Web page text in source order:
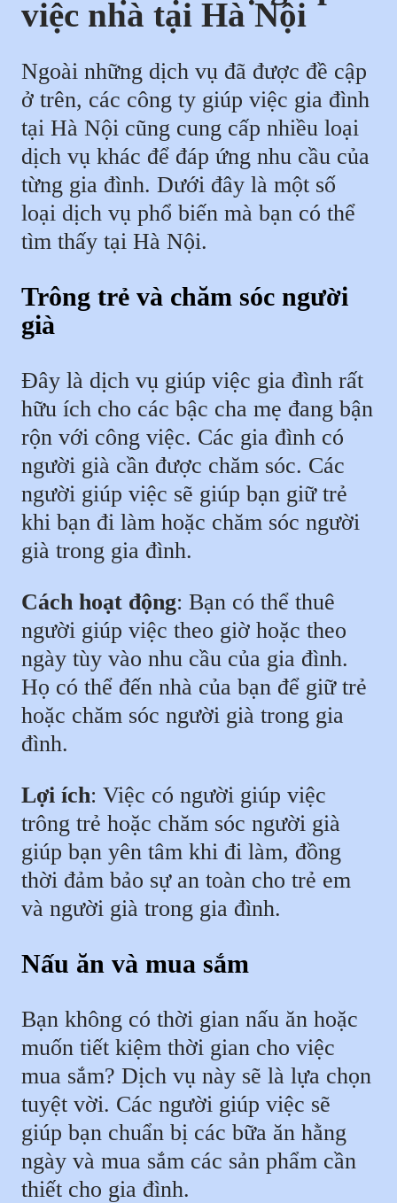
việc nhà tại Hà Nội
Ngoài những dịch vụ đã được đề cập
ở trên, các công ty giúp việc gia đình
tại Hà Nội cũng cung cấp nhiều loại
dịch vụ khác để đáp ứng nhu cầu của
từng gia đình. Dưới đây là một số
loại dịch vụ phổ biến mà bạn có thể
tìm thấy tại Hà Nội.
Trông trẻ và chăm sóc người
già
Đây là dịch vụ giúp việc gia đình rất
hữu ích cho các bậc cha mẹ đang bận
rộn với công việc. Các gia đình có
người già cần được chăm sóc. Các
người giúp việc sẽ giúp bạn giữ trẻ
khi bạn đi làm hoặc chăm sóc người
già trong gia đình.
Cách hoạt động: Bạn có thể thuê
người giúp việc theo giờ hoặc theo
ngày tùy vào nhu cầu của gia đình.
Họ có thể đến nhà của bạn để giữ trẻ
hoặc chăm sóc người già trong gia
đình.
Lợi ích: Việc có người giúp việc
trông trẻ hoặc chăm sóc người già
giúp bạn yên tâm khi đi làm, đồng
thời đảm bảo sự an toàn cho trẻ em
và người già trong gia đình.
Nấu ăn và mua sắm
Bạn không có thời gian nấu ăn hoặc
muốn tiết kiệm thời gian cho việc
mua sắm? Dịch vụ này sẽ là lựa chọn
tuyệt vời. Các người giúp việc sẽ
giúp bạn chuẩn bị các bữa ăn hằng
ngày và mua sắm các sản phẩm cần
thiết cho gia đình.